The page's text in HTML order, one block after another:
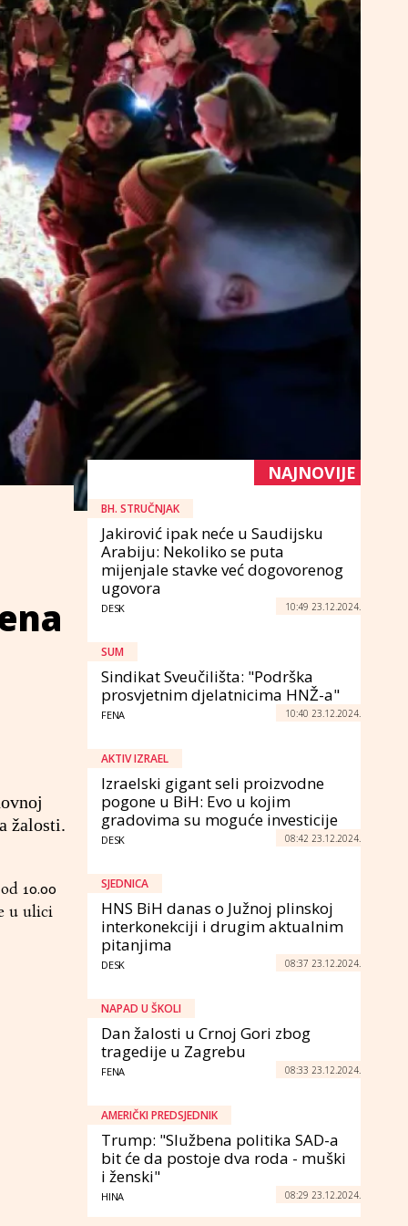
žalosti.
10.00
u ulici
NAJNOVIJE
BH. STRUČNJAK
Jakirović ipak neće u Saudijsku
Arabiju: Nekoliko se puta
mijenjale stavke već dogovorenog
ugovora
DESK 10:49 23.12.2024.
SUM
Sindikat Sveučilišta: "Podrška
prosvjetnim djelatnicima HNŽ-a"
FENA 10:40 23.12.2024.
AKTIV IZRAEL
Izraelski gigant seli proizvodne
pogone u BiH: Evo u kojim
gradovima su moguće investicije
DESK 08:42 23.12.2024.
SJEDNICA
HNS BiH danas o Južnoj plinskoj
interkonekciji i drugim aktualnim
pitanjima
DESK 08:37 23.12.2024.
NAPAD U ŠKOLI
Dan žalosti u Crnoj Gori zbog
tragedije u Zagrebu
FENA 08:33 23.12.2024.
AMERIČKI PREDSJEDNIK
Trump: "Službena politika SAD-a
bit će da postoje dva roda - muški
i ženski"
HINA 08:29 23.12.2024.